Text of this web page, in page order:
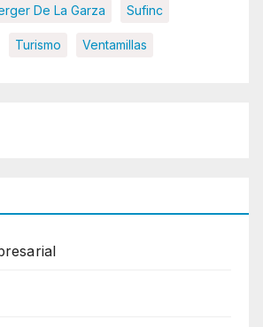
De La Garza Sufinc
Turismo Ventamillas